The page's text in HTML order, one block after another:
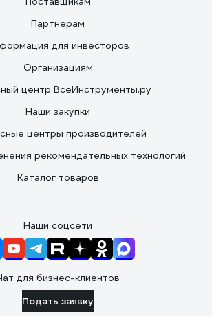
Партнерам
для инвесторов
Организациям
центр ВсеИнструменты.ру
Наши закупки
центры производителей
рекомендательных технологий
Каталог товаров
Наши соцсети
для бизнес-клиентов
Подать заявку